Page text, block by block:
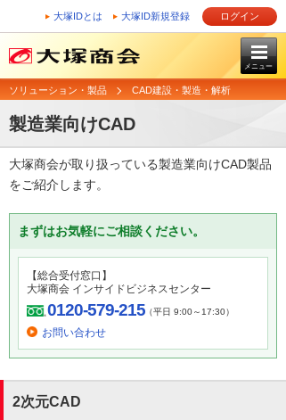
大塚IDとは 大塚ID新規登録 ログイン
メニュー
ソリューション・製品 CAD建設・製造・解析
製造業向けCAD
大塚商会が取り扱っている製造業向けCAD製品
をご紹介します。
まずはお気軽にご相談ください。
【総合受付窓口】
大塚商会 インサイドビジネスセンター
0120-579-215（平日 9:00～17:30）
お問い合わせ
2次元CAD